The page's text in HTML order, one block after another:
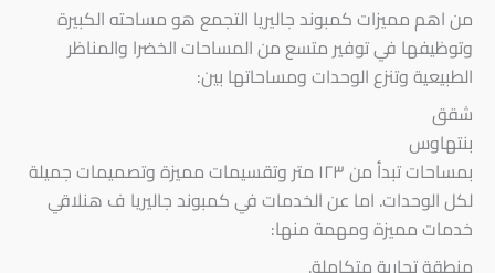
من اهم مميزات كمبوند جاليريا التجمع هو مساحته الكبيرة
وتوظيفها في توفير متسع من المساحات الخضرا والمناظر
الطبيعية وتنزع الوحدات ومساحاتها بين:
شقق
بنتهاوس
بمساحات تبدأ من ١٢٣ متر وتقسيمات مميزة وتصميمات جميلة
لكل الوحدات. اما عن الخدمات في كمبوند جاليريا ف هنلاقي
خدمات مميزة ومهمة منها: